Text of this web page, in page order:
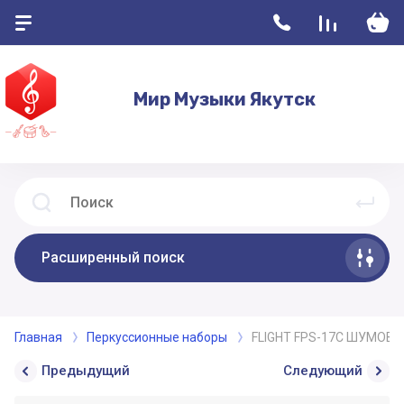
Мир Музыки Якутск
Расширенный поиск
Главная Перкуссионные наборы FLIGHT FPS-17C
Предыдущий Следующий